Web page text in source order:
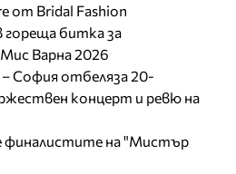
от Bridal Fashion
гореща битка за
Варна 2026
София отбеляза 20-
концерт и ревю на
финалистите на "Мистър